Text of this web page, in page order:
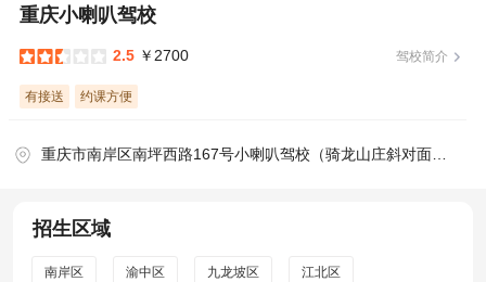
重庆小喇叭驾校
2.5 ￥2700 驾校简介
有接送 约课方便
重庆市南岸区南坪西路167号小喇叭驾校（骑龙山庄斜对面，向鹅公岩大桥前行300米）
招生区域
南岸区 渝中区 九龙坡区 江北区